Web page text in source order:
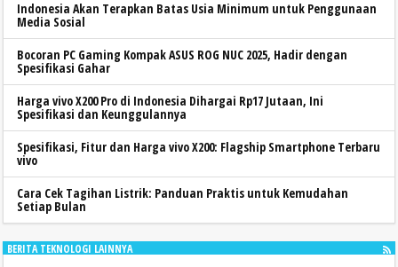
Indonesia Akan Terapkan Batas Usia Minimum untuk Penggunaan
Media Sosial
Bocoran PC Gaming Kompak ASUS ROG NUC 2025, Hadir dengan
Spesifikasi Gahar
Harga vivo X200 Pro di Indonesia Dihargai Rp17 Jutaan, Ini
Spesifikasi dan Keunggulannya
Spesifikasi, Fitur dan Harga vivo X200: Flagship Smartphone Terbaru
vivo
Cara Cek Tagihan Listrik: Panduan Praktis untuk Kemudahan
Setiap Bulan
BERITA TEKNOLOGI LAINNYA